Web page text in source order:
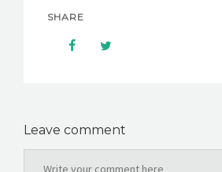
SHARE
Leave comment